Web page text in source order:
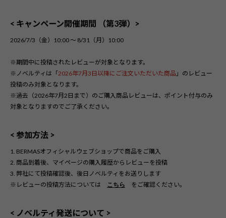
< キャンペーン開催期間 （第3弾）>
2026/7/3（金）10:00 ～ 8/31（月）10:00
※期間中に投稿されたレビューが対象となります。
※ノベルティは 「2026年7月3日以降にご注文いただいた商品 」 のレビュー
投稿のみ対象となります。
※過去（2026年7月2日まで）のご購入商品レビューは、ポイント付与のみ
対象となりますのでご了承ください。
< 参加方法 >
1. BERMASオフィシャルウェブショップで商品をご購入
2. 商品到着後、マイページの購入履歴からレビューを投稿
3. 弊社にて投稿確認後、後日ノベルティをお送りします
※レビューの投稿方法については
こちら をご確認ください。
< ノベルティ発送について >